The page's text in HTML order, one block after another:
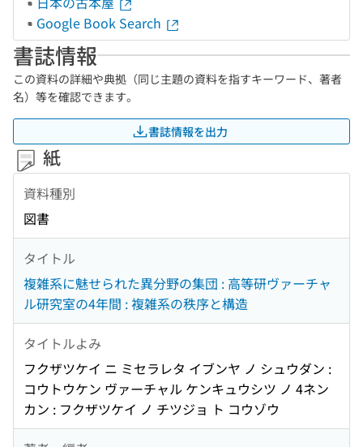
Google Book Search
書誌情報
この資料の詳細や典拠（同じ主題の資料を指すキーワード、著者
名）等を確認できます。
書誌情報を出力
紙
資料種別
図書
タイトル
複雑系に魅せられた異分野の集団 : 高等研ヴァーチャ
ル研究室の4年間 : 複雑系の秩序と構造
タイトルよみ
フクザツケイ ニ ミセラレタ イブンヤ ノ シュウダン :
コウトウケン ヴァーチャル ケンキュウシツ ノ 4ネン
カン : フクザツケイ ノ チツジョ ト コウゾウ